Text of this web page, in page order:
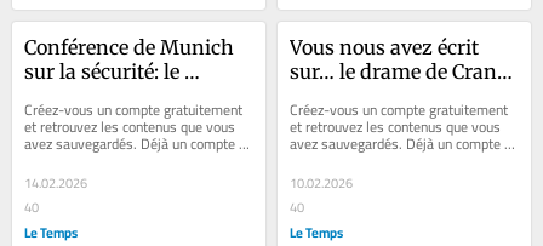
Conférence de Munich
sur la sécurité: le
capacités de défense
sans gouvernance est
Créez-vous un compte gratuitement
et retrouvez les contenus que vous
avez sauvegardés. Déjà un compte ?
Se connecter Faites plaisir à vos...
14.02.2026
40
Le Temps
Vous nous avez écrit
sur… le drame de Crans-
Brigitte Bardot…
Créez-vous un compte gratuitement
et retrouvez les contenus que vous
avez sauvegardés. Déjà un compte ?
Se connecter 1- Les normes
servent...
10.02.2026
40
Le Temps